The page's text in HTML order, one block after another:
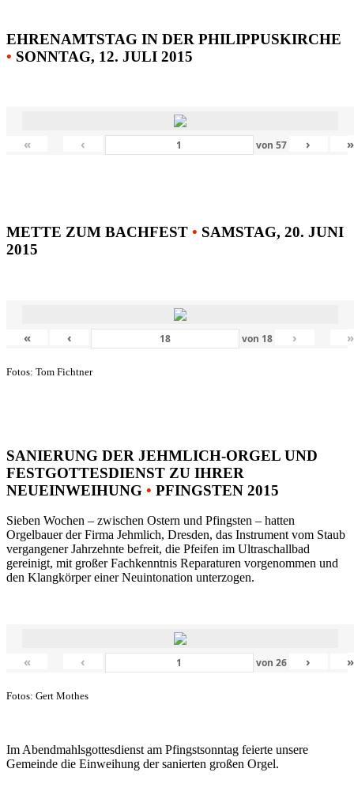
EHRENAMTSTAG IN DER PHILIPPUSKIRCHE
• SONNTAG, 12. JULI 2015
« ‹ von 57 › »
METTE ZUM BACHFEST • SAMSTAG, 20. JUNI
2015
« ‹ von 18 › »
Fotos: Tom Fichtner
SANIERUNG DER JEHMLICH-ORGEL UND
FESTGOTTESDIENST ZU IHRER
NEUEINWEIHUNG • PFINGSTEN 2015
Sieben Wochen – zwischen Ostern und Pfingsten – hatten
Orgelbauer der Firma Jehmlich, Dresden, das Instrument vom Staub
vergangener Jahrzehnte befreit, die Pfeifen im Ultraschallbad
gereinigt, mit großer Fachkenntnis Reparaturen vorgenommen und
den Klangkörper einer Neuintonation unterzogen.
« ‹ von 26 › »
Fotos: Gert Mothes
Im Abendmahlsgottesdienst am Pfingstsonntag feierte unsere
Gemeinde die Einweihung der sanierten großen Orgel.